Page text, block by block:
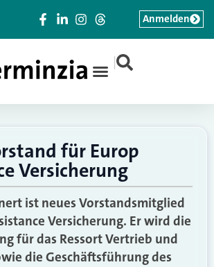
|
Anmelden
für Europ
Versicherung
ist neues Vorstandsmitglied
Versicherung. Er wird die
für das Ressort Vertrieb und
die Geschäftsführung des